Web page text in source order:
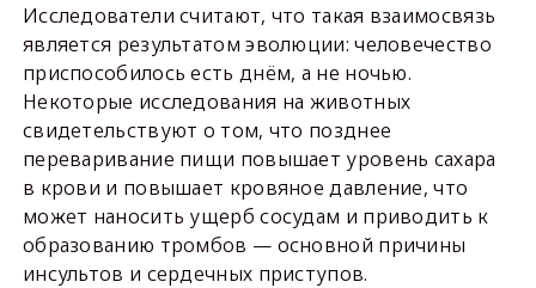
Исследователи считают, что такая взаимосвязь
является результатом эволюции: человечество
приспособилось есть днём, а не ночью.
Некоторые исследования на животных
свидетельствуют о том, что позднее
переваривание пищи повышает уровень сахара
в крови и повышает кровяное давление, что
может наносить ущерб сосудам и приводить к
образованию тромбов — основной причины
инсультов и сердечных приступов.